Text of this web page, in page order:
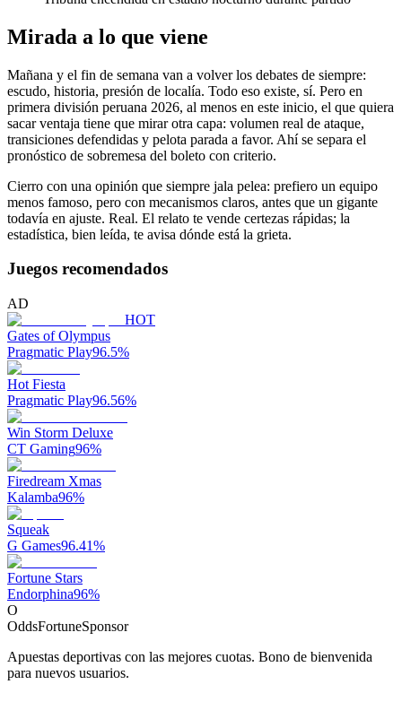
Mirada a lo que viene
Mañana y el fin de semana van a volver los debates de siempre:
escudo, historia, presión de localía. Todo eso existe, sí. Pero en
primera división peruana 2026, al menos en este inicio, el que quiera
sacar ventaja tiene que mirar otra capa: volumen real de ataque,
transiciones defendidas y pelota parada a favor. Ahí se separa el
pronóstico de sobremesa del boleto con criterio.
Cierro con una opinión que siempre jala pelea: prefiero un equipo
menos famoso, pero con mecanismos claros, antes que un gigante
todavía en ajuste. Real. El relato te vende certezas rápidas; la
estadística, bien leída, te avisa dónde está la grieta.
Juegos recomendados
AD
HOT
Gates of Olympus
Pragmatic Play96.5%
Hot Fiesta
Pragmatic Play96.56%
Win Storm Deluxe
CT Gaming96%
Firedream Xmas
Kalamba96%
Squeak
G Games96.41%
Fortune Stars
Endorphina96%
O
OddsFortuneSponsor
Apuestas deportivas con las mejores cuotas. Bono de bienvenida
para nuevos usuarios.